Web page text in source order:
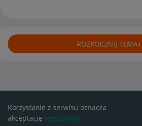
ROZPOCZNIJ TEMAT
Korzystanie z serwisu oznacza
akceptację regulaminu